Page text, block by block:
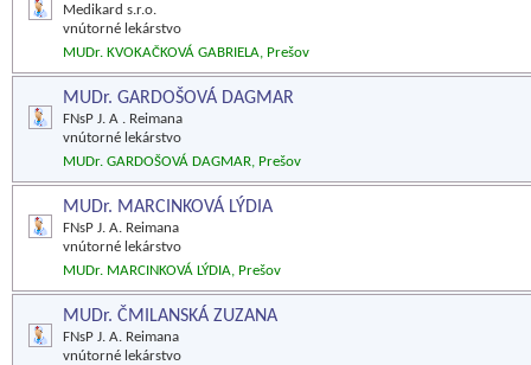
Medikard s.r.o.
vnútorné lekárstvo
MUDr. KVOKAČKOVÁ GABRIELA, Prešov
MUDr. GARDOŠOVÁ DAGMAR
FNsP J. A . Reimana
vnútorné lekárstvo
MUDr. GARDOŠOVÁ DAGMAR, Prešov
MUDr. MARCINKOVÁ LÝDIA
FNsP J. A. Reimana
vnútorné lekárstvo
MUDr. MARCINKOVÁ LÝDIA, Prešov
MUDr. ČMILANSKÁ ZUZANA
FNsP J. A. Reimana
vnútorné lekárstvo